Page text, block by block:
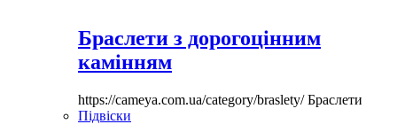
Браслети з дорогоцінним
камінням
https://cameya.com.ua/category/braslety/Браслети
Підвіски